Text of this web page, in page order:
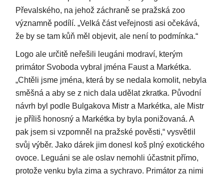
Převalského, na jehož záchraně se pražská zoo
významně podílí. „Velká část veřejnosti asi očekává,
že by se tam kůň měl objevit, ale není to podmínka.“
Logo ale určitě neřešili leugáni modraví, kterým
primátor Svoboda vybral jména Faust a Markétka.
„Chtěli jsme jména, která by se nedala komolit, nebyla
směšná a aby se z nich dala udělat zkratka. Původní
návrh byl podle Bulgakova Mistr a Markétka, ale Mistr
je příliš honosný a Markétka by byla ponižovaná. A
pak jsem si vzpomněl na pražské pověsti,“ vysvětlil
svůj výběr. Jako dárek jim donesl koš plný exotického
ovoce. Leguáni se ale oslav nemohli účastnit přímo,
protože venku byla zima a sychravo. Primátor za nimi